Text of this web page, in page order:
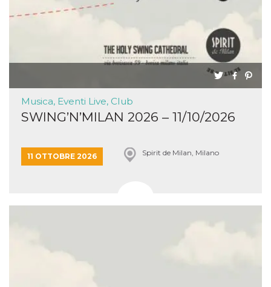
Musica, Eventi Live, Club
SWING’N’MILAN 2026 – 11/10/2026
11 OTTOBRE 2026 Spirit de Milan, Milano